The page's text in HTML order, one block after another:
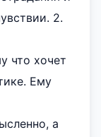
2.
что хочет
Ему
а